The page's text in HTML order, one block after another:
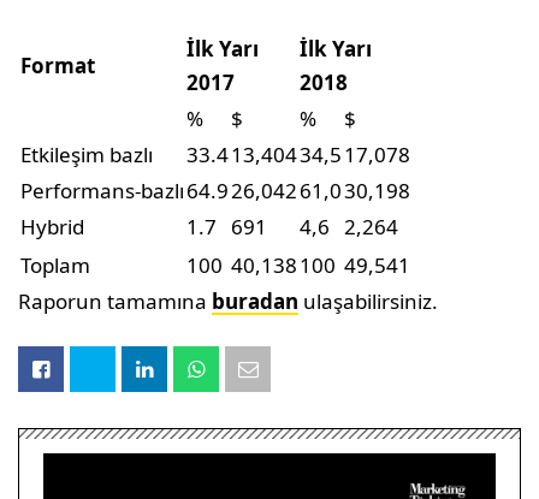
Format
İlk Yarı
2017
İlk Yarı
2018
%
$ %
$
Etkileşim bazlı
33.413,40434,517,078
Performans-bazlı64.926,04261,030,198
Hybrid
1.7 691 4,6
2,264
Toplam
100 40,138100 49,541
Raporun tamamına buradan ulaşabilirsiniz.